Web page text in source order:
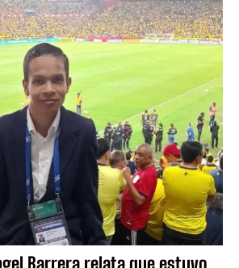
Barrera relata que estuvo